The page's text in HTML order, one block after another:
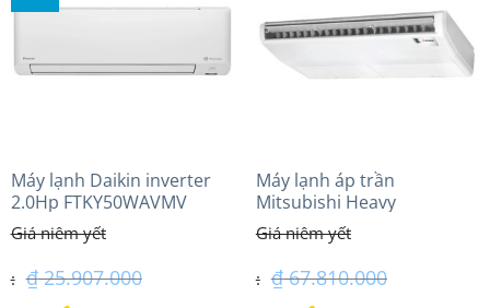
₫ 36.500.000.
₫ 40.600.000.
Máy lạnh Daikin inverter
2.0Hp FTKY50WAVMV
₫25.907.000
Máy lạnh áp trần
Mitsubishi Heavy
FDE125VG (5.0Hp) Cao cấp
– 3 Pha
₫67.810.000